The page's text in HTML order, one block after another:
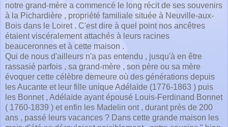
notre grand-mère a commencé le long récit de ses souvenirs
à la Pichardière , propriété familiale située à Neuville-aux-
Bois dans le Loiret . C'est dire à quel point nos ancêtres
étaient viscéralement attachés à leurs racines
beauceronnes et à cette maison .
Qui de nous d'ailleurs n'a pas entendu , jusqu'à en être
rassasié parfois , sa grand-mère , son père ou sa mère
évoquer cette célèbre demeure où des générations depuis
les Aucante et leur fille unique Adélaïde (1776-1863 ) puis
les Bonnet , Adélaïde ayant épousé Louis-Ferdinand Bonnet
( 1760-1839 ) et enfin les Madelin ont , durant près de 200
ans , passé leurs vacances ? Dans cette grande maison les